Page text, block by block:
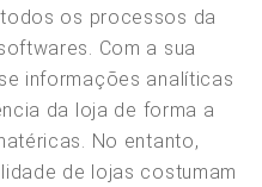
os processos da
Com a sua
informações analíticas
da loja de forma a
No entanto,
de lojas costumam